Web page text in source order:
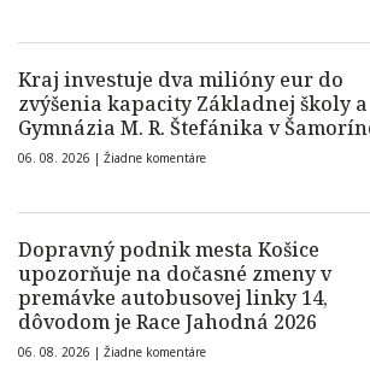
Kraj investuje dva milióny eur do
zvýšenia kapacity Základnej školy a
Gymnázia M. R. Štefánika v
06. 08. 2026 | Žiadne komentáre
Dopravný podnik mesta Košice
upozorňuje na dočasné zmeny v
premávke autobusovej linky 14,
dôvodom je Race Jahodná 2026
06. 08. 2026 | Žiadne komentáre